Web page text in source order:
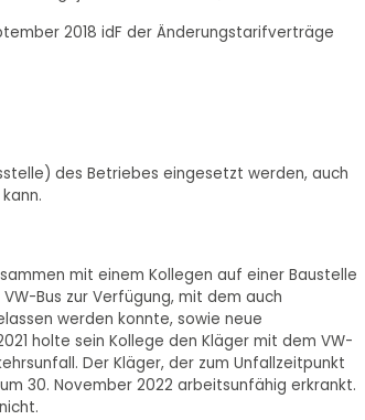
2018 idF der Änderungstarifverträge
des Betriebes eingesetzt werden, auch
mit einem Kollegen auf einer Baustelle
Bus zur Verfügung, mit dem auch
werden konnte, sowie neue
holte sein Kollege den Kläger mit dem VW-
Der Kläger, der zum Unfallzeitpunkt
30. November 2022 arbeitsunfähig erkrankt.